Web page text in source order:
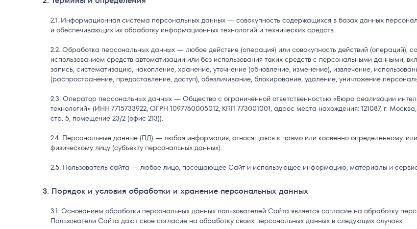
Информационная система персональных данных — совокупность содержащихся в базах данных
и обеспечивающих их обработку информационных технологий и технических средств.
Обработка персональных данных — любое действие (операция) или совокупность действий (операций),
использованием средств автоматизации или без использования таких средств с персональными данными,
запись, систематизацию, накопление, хранение, уточнение (обновление, изменение), извлечение,
(распространение, предоставление, доступ), обезличивание, блокирование, удаление, уничтожение
Оператор персональных данных — Общество с ограниченной ответственностью «Бюро реализации
технологий» (ИНН 7715733922, ОГРН 1097760005012, КПП 773001001, адрес места нахождения: 121087, г.
стр. 5, помещение 23/2 (офис 213)).
Персональные данные (ПД) — любая информация, относящаяся к прямо или косвенно определенному,
физическому лицу (субъекту персональных данных).
Пользователь сайта — любое лицо, посещающее Сайт и использующее информацию, материалы и
3. Порядок и условия обработки и хранение персональных данных
Основанием обработки персональных данных пользователей Сайта является согласие на обработку
Пользователи Сайта дают свое согласие на обработку своих персональных данных в следующих случаях: